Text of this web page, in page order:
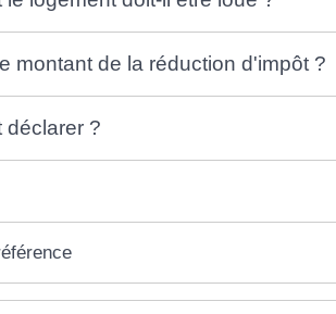
montant de la réduction d'impôt ?
déclarer ?